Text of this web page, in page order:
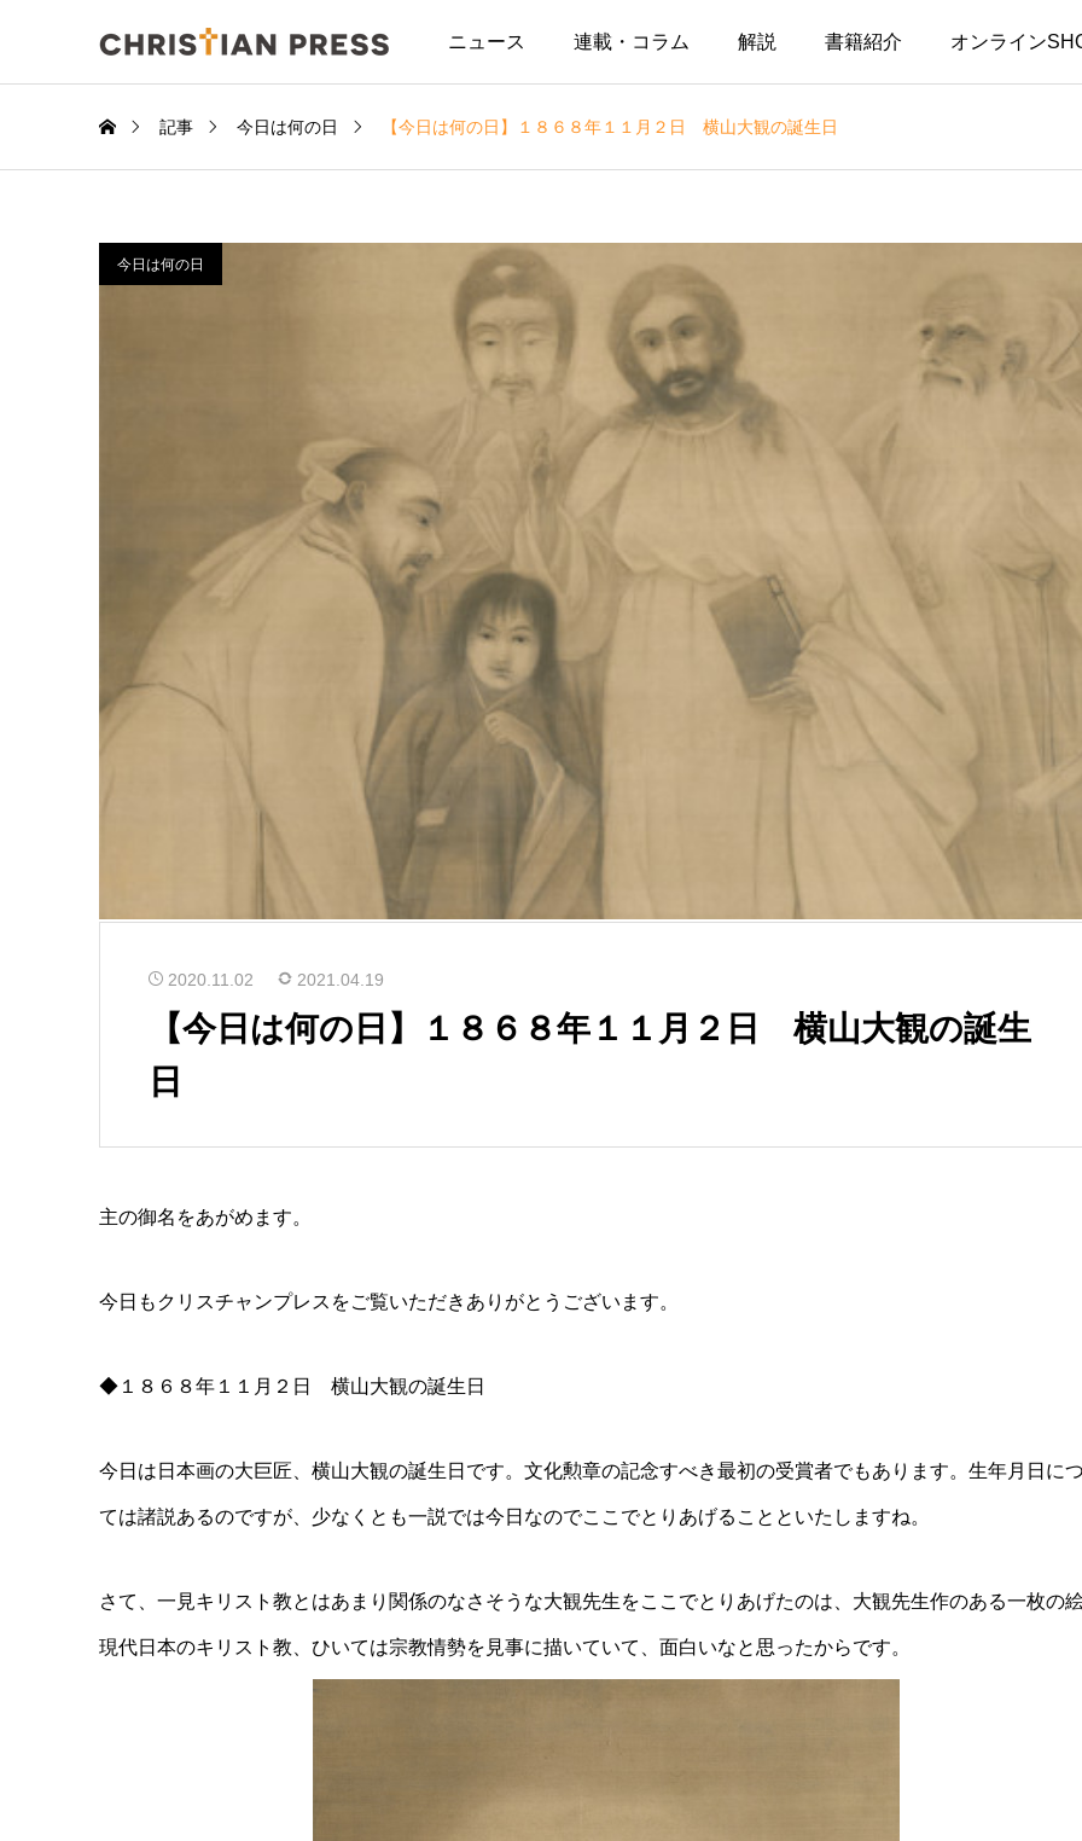
ニュース 連載・コラム 解説 書籍紹介 オンライン
記事 今日は何の日 【今日は何の日】１８６８年１１月２日 横山大観の誕生日
今日は何の日
2020.11.02 2021.04.19
【今日は何の日】１８６８年１１月２日 横山大観の誕生
日
主の御名をあがめます。
今日もクリスチャンプレスをご覧いただきありがとうございます。
◆１８６８年１１月２日 横山大観の誕生日
今日は日本画の大巨匠、横山大観の誕生日です。文化勲章の記念すべき最初の受賞者でもあります。生年月日に
ては諸説あるのですが、少なくとも一説では今日なのでここでとりあげることといたしますね。
さて、一見キリスト教とはあまり関係のなさそうな大観先生をここでとりあげたのは、大観先生作のある一枚の
現代日本のキリスト教、ひいては宗教情勢を見事に描いていて、面白いなと思ったからです。